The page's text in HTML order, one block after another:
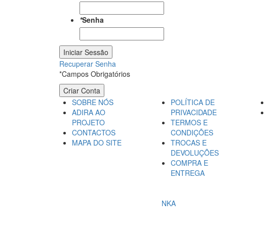
*Senha
Iniciar Sessão
Recuperar Senha
*Campos Obrigatórios
Criar Conta
SOBRE NÓS
ADIRA AO
PROJETO
CONTACTOS
MAPA DO SITE
POLÍTICA DE
PRIVACIDADE
TERMOS E
CONDIÇÕES
TROCAS E
DEVOLUÇÕES
COMPRA E
ENTREGA
NKA